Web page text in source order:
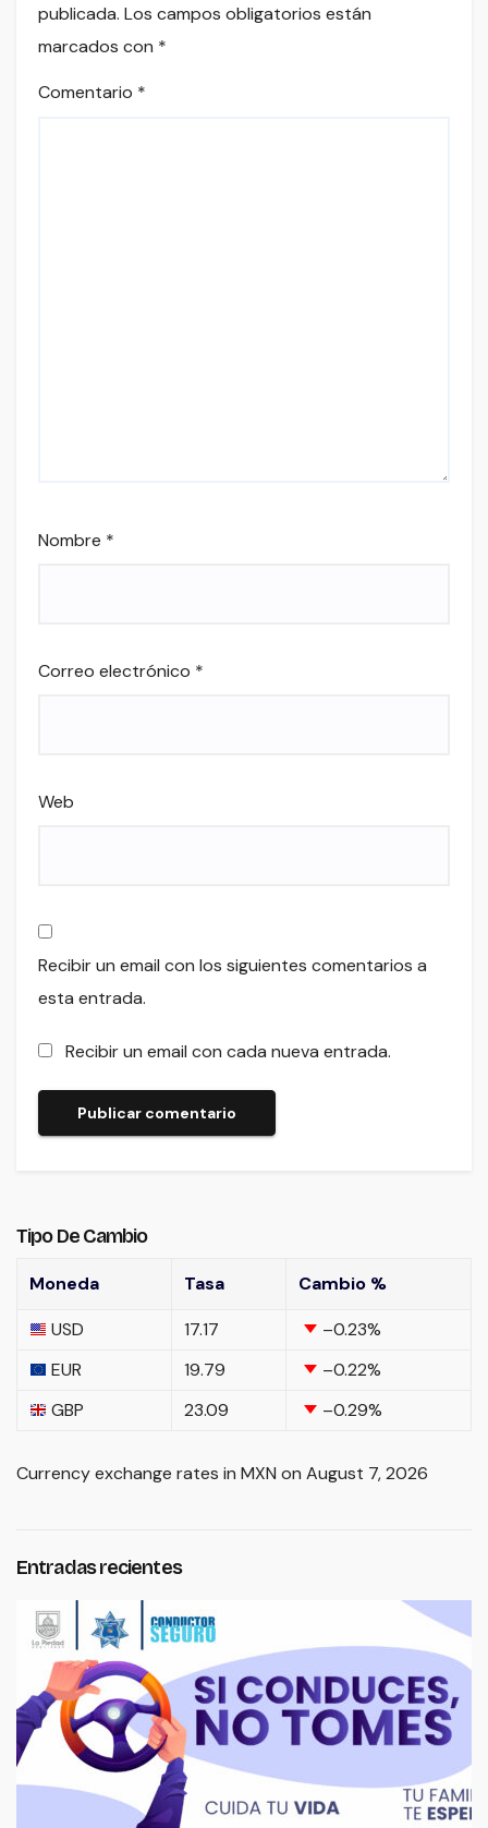
publicada. Los campos obligatorios están
marcados con *
Comentario *
Nombre *
Correo electrónico *
Web
Recibir un email con los siguientes comentarios a
esta entrada.
Recibir un email con cada nueva entrada.
Tipo De Cambio
Moneda Tasa
Cambio %
USD
17.17 –0.23%
EUR
19.79 –0.22%
GBP
23.09 –0.29%
Currency exchange rates in MXN on August 7, 2026
Entradas recientes